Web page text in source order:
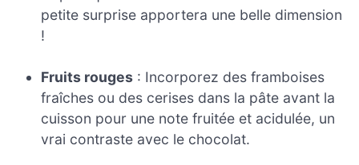
petite surprise apportera une belle dimension
!
Fruits rouges : Incorporez des framboises
fraîches ou des cerises dans la pâte avant la
cuisson pour une note fruitée et acidulée, un
vrai contraste avec le chocolat.